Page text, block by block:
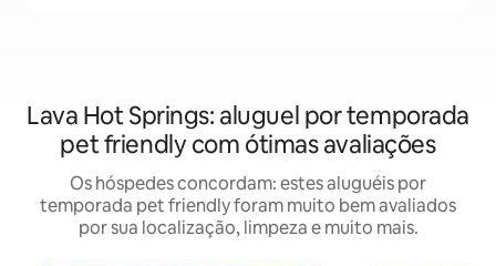
Lava Hot Springs: aluguel por temporada
pet friendly com ótimas avaliações
Os hóspedes concordam: estes aluguéis por
temporada pet friendly foram muito bem avaliados
por sua localização, limpeza e muito mais.